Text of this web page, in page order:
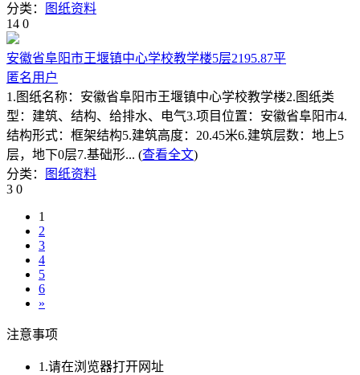
分类：
图纸资料
14 0
安徽省阜阳市王堰镇中心学校教学楼5层2195.87平
匿名用户
1.图纸名称：安徽省阜阳市王堰镇中心学校教学楼2.图纸类
型：建筑、结构、给排水、电气3.项目位置：安徽省阜阳市4.
结构形式：框架结构5.建筑高度：20.45米6.建筑层数：地上5
层，地下0层7.基础形... (查看全文)
分类：
图纸资料
3 0
1
2
3
4
5
6
»
注意事项
1.请在浏览器打开网址